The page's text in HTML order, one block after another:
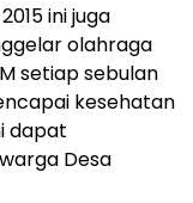
ini juga
olahraga
setiap sebulan
kesehatan
dapat
Desa